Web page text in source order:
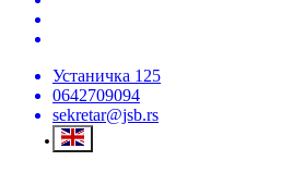
Устаничка 125
0642709094
sekretar@jsb.rs